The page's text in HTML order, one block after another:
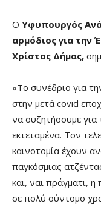
Ο Υφυπουργός
αρμόδιος για την
Χρίστος Δήμας,
«Το συνέδριο για
στην μετά covid
να συζητήσουμε για
εκτεταμένα. Τον
καινοτομία έχουν
παγκόσμιας
και, ναι πράγματι, η
σε πολύ σύντομο